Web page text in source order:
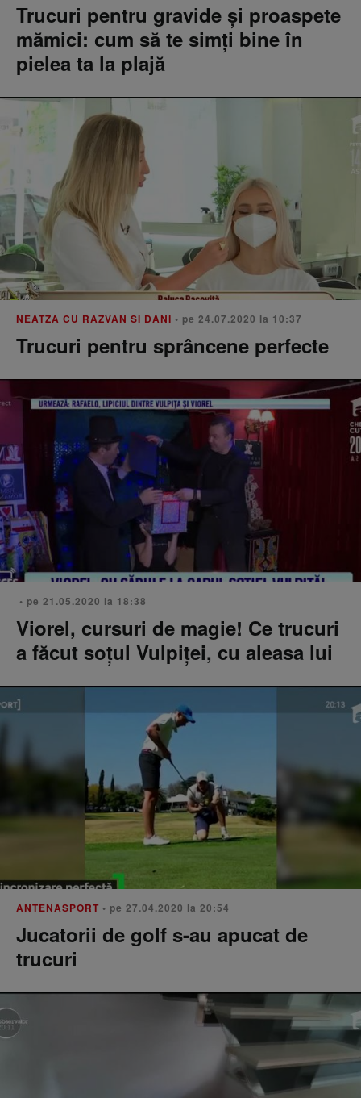
Trucuri pentru gravide și proaspete
mămici: cum să te simți bine în
pielea ta la plajă
NEATZA CU RAZVAN SI DANI • pe 24.07.2020 la 10:37
Trucuri pentru sprâncene perfecte
• pe 21.05.2020 la 18:38
Viorel, cursuri de magie! Ce trucuri
a făcut soţul Vulpiţei, cu aleasa lui
ANTENASPORT • pe 27.04.2020 la 20:54
Jucatorii de golf s-au apucat de
trucuri